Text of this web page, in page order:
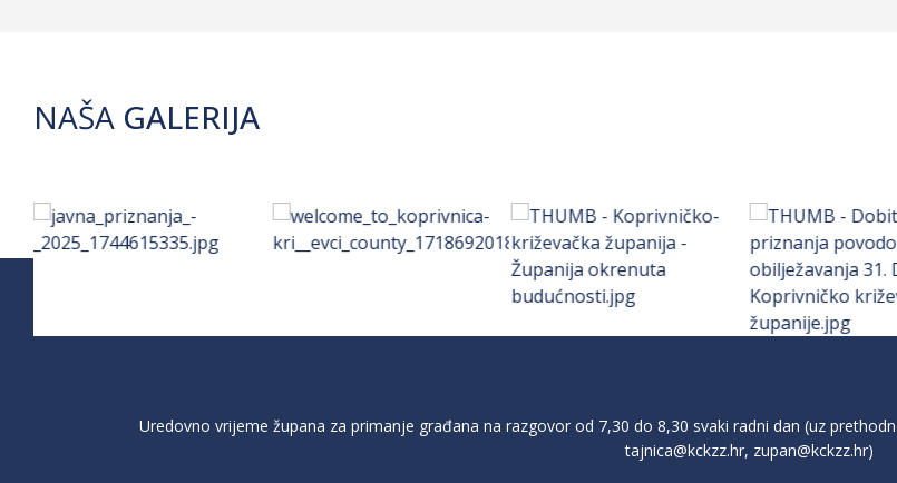
NAŠA GALERIJA
Uredovno vrijeme župana za primanje građana na razgovor od 7,30 do 8,30 svaki radni dan (uz
tajnica@kckzz.hr, zupan@kckzz.hr)